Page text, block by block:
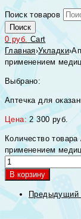
Поиск товаров
Поиск
0руб. Cart
Главная›Укладки›
применением
Выбрано:
Аптечка для
Цена:2 300 руб.
Количество
применением
В корзину
Предыдущий